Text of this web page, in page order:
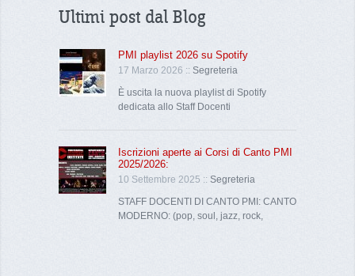
Ultimi post dal Blog
PMI playlist 2026 su Spotify
17 Marzo 2026 :: Segreteria
È uscita la nuova playlist di Spotify
dedicata allo Staff Docenti
Iscrizioni aperte ai Corsi di Canto PMI
2025/2026:
10 Settembre 2025 :: Segreteria
STAFF DOCENTI DI CANTO PMI: CANTO
MODERNO: (pop, soul, jazz, rock,